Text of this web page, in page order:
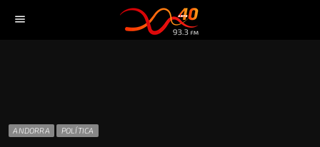
menu
ANDORRA POLÍTICA